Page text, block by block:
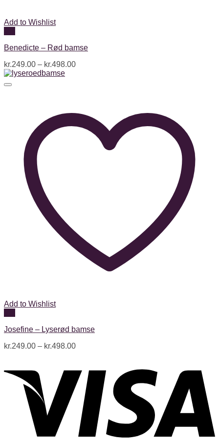
Add to Wishlist
Benedicte – Rød bamse
kr.249.00 – kr.498.00
Add to Wishlist
Josefine – Lyserød bamse
kr.249.00 – kr.498.00